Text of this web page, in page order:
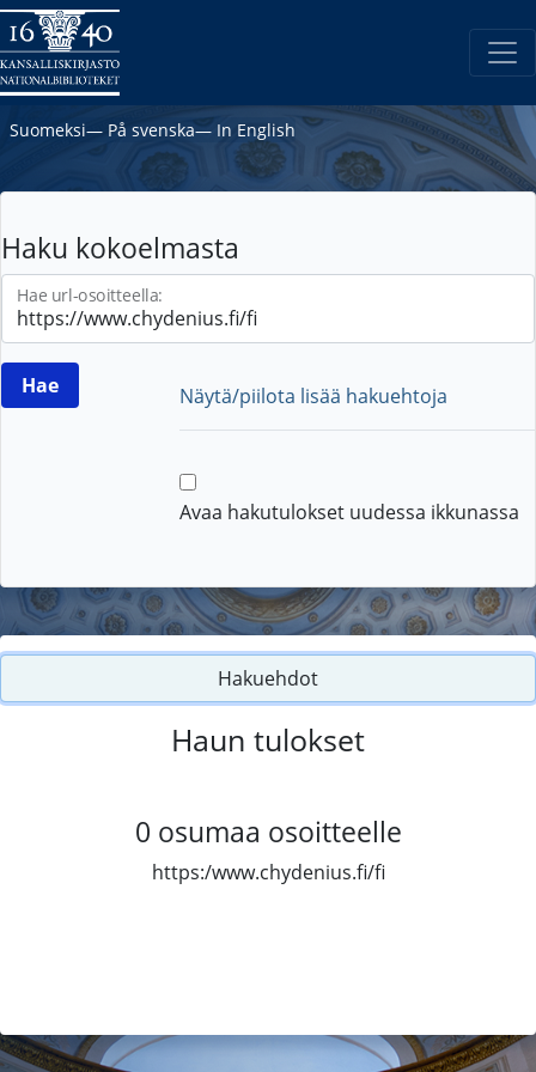
Suomeksi― På svenska― In English
Haku kokoelmasta
Hae url-osoitteella:
Näytä/piilota lisää hakuehtoja
Avaa hakutulokset uudessa ikkunassa
Hakuehdot
Haun tulokset
0 osumaa osoitteelle
https:/www.chydenius.fi/fi